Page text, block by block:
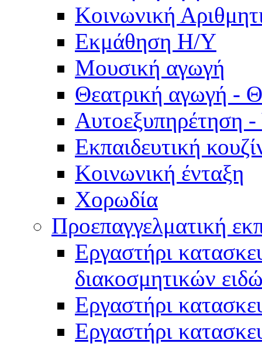
Κοινωνική
Εκμάθηση Η/Υ
Μουσική αγωγή
Θεατρική αγωγή -
Αυτοεξυπηρέτηση
Εκπαιδευτική
Κοινωνική ένταξη
Χορωδία
Προεπαγγελματική
Εργαστήρι
διακοσμητικών
Εργαστήρι
Εργαστήρι